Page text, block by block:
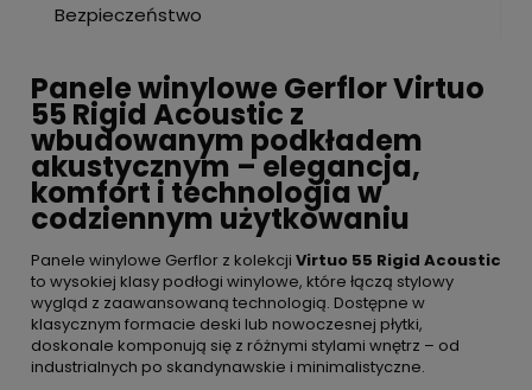
Bezpieczeństwo
Panele winylowe Gerflor Virtuo
55 Rigid Acoustic z
wbudowanym podkładem
akustycznym – elegancja,
komfort i technologia w
codziennym użytkowaniu
Panele winylowe Gerflor z kolekcji Virtuo 55 Rigid Acoustic
to wysokiej klasy podłogi winylowe, które łączą stylowy
wygląd z zaawansowaną technologią. Dostępne w
klasycznym formacie deski lub nowoczesnej płytki,
doskonale komponują się z różnymi stylami wnętrz – od
industrialnych po skandynawskie i minimalistyczne.